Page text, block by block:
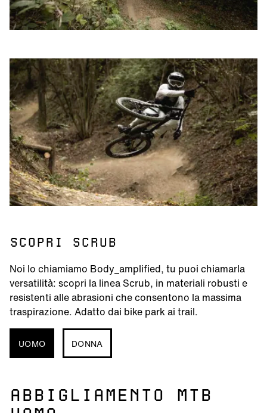
SCOPRI SCRUB
Noi lo chiamiamo Body_amplified, tu puoi chiamarla
versatilità: scopri la linea Scrub, in materiali robusti e
resistenti alle abrasioni che consentono la massima
traspirazione. Adatto dai bike park ai trail.
UOMO DONNA
ABBIGLIAMENTO MTB